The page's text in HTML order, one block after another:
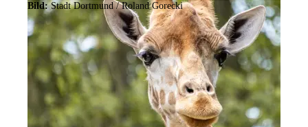
Bild:Stadt Dortmund / Roland Gorecki